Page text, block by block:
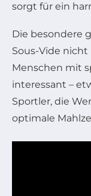
sorgt für ein
Die besondere
Sous-Vide
Menschen mit
interessant –
Sportler, die
optimale